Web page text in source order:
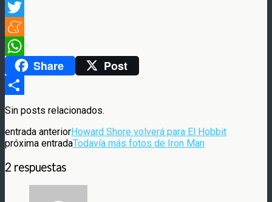
Facebook
Twitter
Meneame
WhatsAppShare Post
Compartir
Sin posts relacionados.
entrada anteriorHoward Shore volverá para El Hobbit
próxima entradaTodavía más fotos de Iron Man
2 respuestas